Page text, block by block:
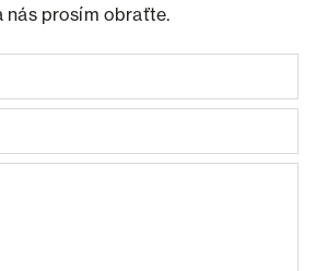
nás prosím obraťte.